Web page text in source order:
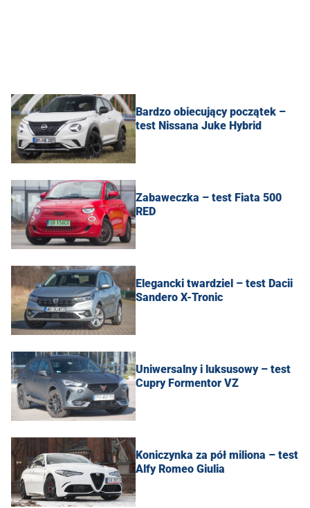
Bardzo obiecujący początek –
test Nissana Juke Hybrid
Zabaweczka – test Fiata 500
RED
Elegancki twardziel – test Dacii
Sandero X-Tronic
Uniwersalny i luksusowy – test
Cupry Formentor VZ
Koniczynka za pół miliona – test
Alfy Romeo Giulia